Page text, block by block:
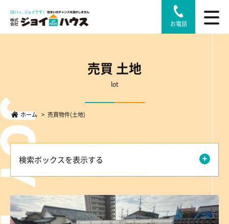
お電話
売買 土地
lot
ホーム > 売買物件(土地)
検索ボックスを表示する